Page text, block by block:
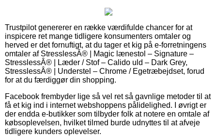
Trustpilot genererer en række værdifulde chancer for at
inspicere ret mange tidligere konsumenters omtaler og
herved er det fornuftigt, at du tager et kig på e-forretningens
omtaler af StresslessÂ® | Magic lænestol – Signature –
StresslessÂ® | Læder / Stof – Calido uld – Dark Grey,
StresslessÂ® | Understel – Chrome / Egetræbejdset, forud
for at du færdiggør din shopping.
Facebook frembyder lige så vel ret så gavnlige metoder til at
få et kig ind i internet webshoppens pålidelighed. I øvrigt er
der endda e-butikker som tilbyder folk at notere en omtale af
købsoplevelsen, hvilket tilmed burde udnyttes til at afveje
tidligere kunders oplevelser.